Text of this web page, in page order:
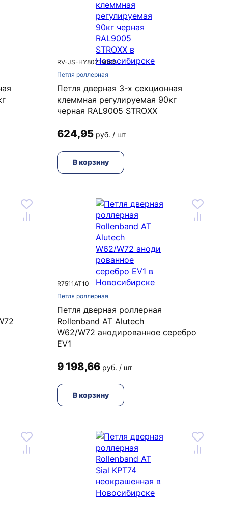
RV-JS-HY802-9005
Петля роллерная
Петля дверная 3-х секционная
клеммная регулируемая 90кг
черная RAL9005 STROXX
624,95 руб. / шт
В корзину
R7511AT10
Петля роллерная
Петля дверная роллерная
Rollenband AT Alutech
W62/W72 анодированное серебро
EV1
9 198,66 руб. / шт
В корзину